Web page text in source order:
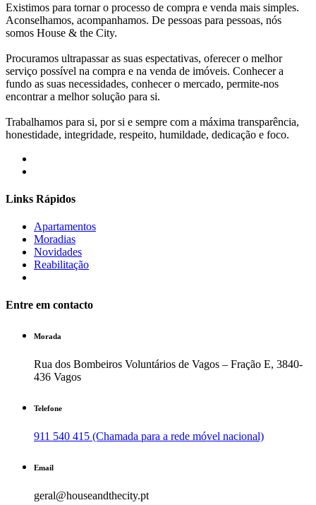
Existimos para tornar o processo de compra e venda mais simples.
Aconselhamos, acompanhamos. De pessoas para pessoas, nós
somos House & the City.
Procuramos ultrapassar as suas espectativas, oferecer o melhor
serviço possível na compra e na venda de imóveis. Conhecer a
fundo as suas necessidades, conhecer o mercado, permite-nos
encontrar a melhor solução para si.
Trabalhamos para si, por si e sempre com a máxima transparência,
honestidade, integridade, respeito, humildade, dedicação e foco.
Links Rápidos
Apartamentos
Moradias
Novidades
Reabilitação
Entre em contacto
Morada
Rua dos Bombeiros Voluntários de Vagos – Fração E, 3840-
436 Vagos
Telefone
911 540 415 (Chamada para a rede móvel nacional)
Email
geral@houseandthecity.pt